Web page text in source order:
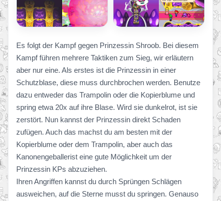
Es folgt der Kampf gegen Prinzessin Shroob. Bei diesem
Kampf führen mehrere Taktiken zum Sieg, wir erläutern
aber nur eine. Als erstes ist die Prinzessin in einer
Schutzblase, diese muss durchbrochen werden. Benutze
dazu entweder das Trampolin oder die Kopierblume und
spring etwa 20x auf ihre Blase. Wird sie dunkelrot, ist sie
zerstört. Nun kannst der Prinzessin direkt Schaden
zufügen. Auch das machst du am besten mit der
Kopierblume oder dem Trampolin, aber auch das
Kanonengeballerist eine gute Möglichkeit um der
Prinzessin KPs abzuziehen.
Ihren Angriffen kannst du durch Sprüngen Schlägen
ausweichen, auf die Sterne musst du springen. Genauso